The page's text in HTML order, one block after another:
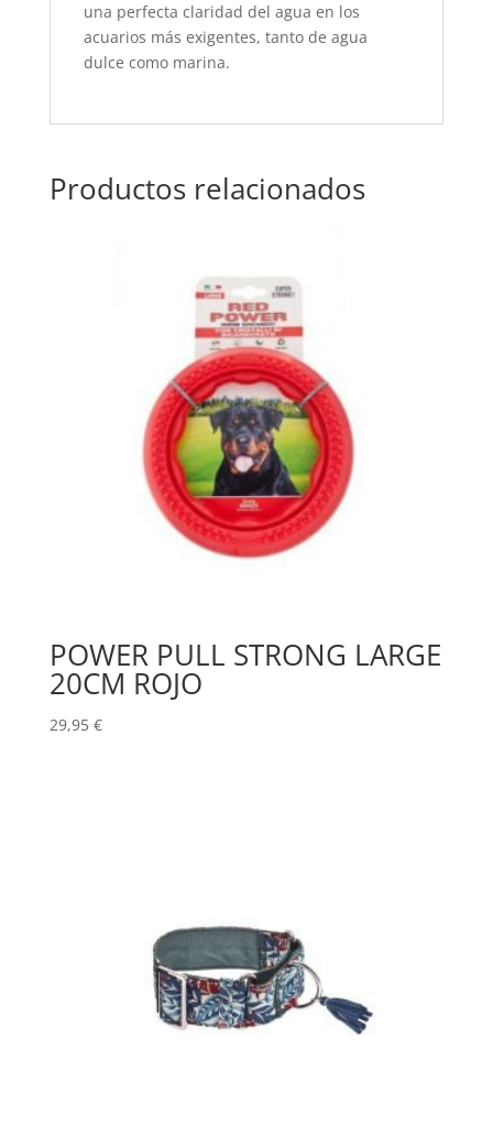
una perfecta claridad del agua en los
acuarios más exigentes, tanto de agua
dulce como marina.
Productos relacionados
POWER PULL STRONG LARGE
20CM ROJO
29,95 €